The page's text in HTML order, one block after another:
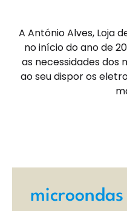
A António Alves, Loja
no início do ano de
as necessidades dos
ao seu dispor os
microondas